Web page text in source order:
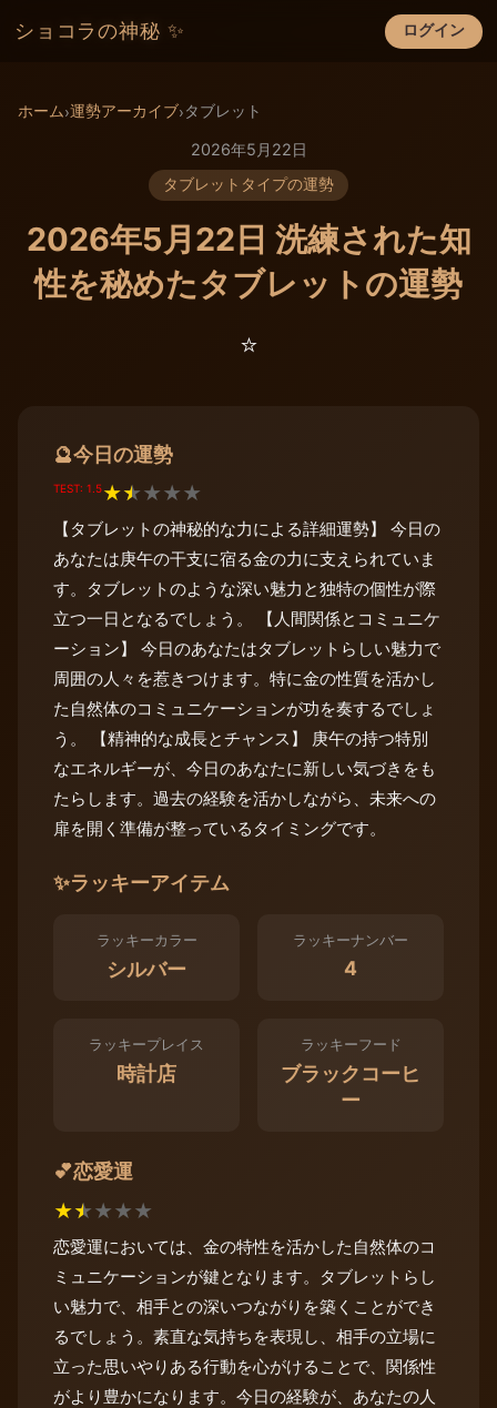
ショコラの神秘 ✨ ログイン
×
ホーム›運勢アーカイブ›タブレット
2026年5月22日
タブレットタイプの運勢
2026年5月22日 洗練された知
性を秘めたタブレットの運勢
⭐️
🔮今日の運勢
TEST: 1.5★★★★★
【タブレットの神秘的な力による詳細運勢】 今日の
あなたは庚午の干支に宿る金の力に支えられていま
す。タブレットのような深い魅力と独特の個性が際
立つ一日となるでしょう。 【人間関係とコミュニケ
ーション】 今日のあなたはタブレットらしい魅力で
周囲の人々を惹きつけます。特に金の性質を活かし
た自然体のコミュニケーションが功を奏するでしょ
う。 【精神的な成長とチャンス】 庚午の持つ特別
なエネルギーが、今日のあなたに新しい気づきをも
たらします。過去の経験を活かしながら、未来への
扉を開く準備が整っているタイミングです。
✨ラッキーアイテム
ラッキーカラー
シルバー
ラッキーナンバー
4
ラッキープレイス
時計店
ラッキーフード
ブラックコーヒ
ー
💕恋愛運
★★★★★
恋愛運においては、金の特性を活かした自然体のコ
ミュニケーションが鍵となります。タブレットらし
い魅力で、相手との深いつながりを築くことができ
るでしょう。素直な気持ちを表現し、相手の立場に
立った思いやりある行動を心がけることで、関係性
がより豊かになります。今日の経験が、あなたの人